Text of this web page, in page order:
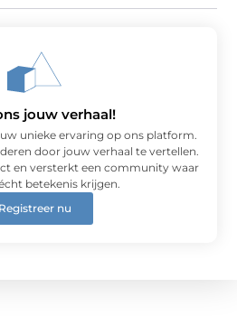
jouw verhaal!
unieke ervaring op ons platform.
door jouw verhaal te vertellen.
en versterkt een community waar
betekenis krijgen.
Registreer nu